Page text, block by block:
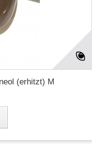
(erhitzt) M